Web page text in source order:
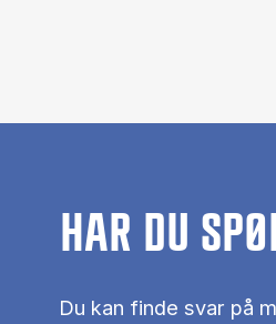
HAR DU
Du kan finde svar på